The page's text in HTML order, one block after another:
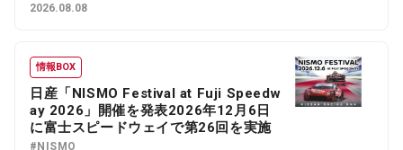
2026.08.08
情報BOX
日産「NISMO Festival at Fuji Speedw
ay 2026」開催を発表2026年12月6日
に富士スピードウェイで第26回を実施
#NISMO